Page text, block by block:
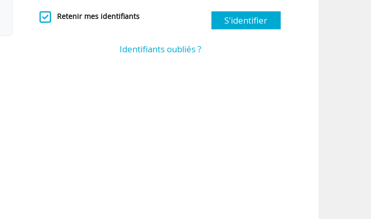
Retenir mes identifiants S'identifier
Identifiants oubliés ?